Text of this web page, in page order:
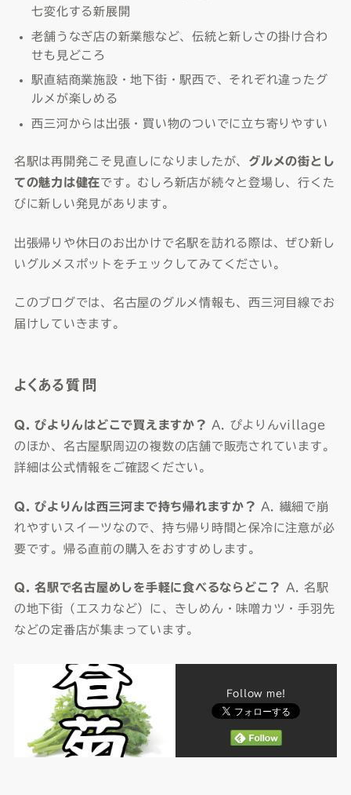
七変化する新展開
老舗うなぎ店の新業態など、伝統と新しさの掛け合わ
せも見どころ
駅直結商業施設・地下街・駅西で、それぞれ違ったグ
ルメが楽しめる
西三河からは出張・買い物のついでに立ち寄りやすい
名駅は再開発こそ見直しになりましたが、 グルメの街とし
ての魅力は健在です。むしろ新店が続々と登場し、行くた
びに新しい発見があります。
出張帰りや休日のお出かけで名駅を訪れる際は、ぜひ新し
いグルメスポットをチェックしてみてください。
このブログでは、名古屋のグルメ情報も、西三河目線でお
届けしていきます。
よくある質問
Q. ぴよりんはどこで買えますか？ A. ぴよりんvillage
のほか、名古屋駅周辺の複数の店舗で販売されています。
詳細は公式情報をご確認ください。
Q. ぴよりんは西三河まで持ち帰れますか？ A. 繊細で崩
れやすいスイーツなので、持ち帰り時間と保冷に注意が必
要です。帰る直前の購入をおすすめします。
Q. 名駅で名古屋めしを手軽に食べるならどこ？
A. 名駅
の地下街（エスカなど）に、きしめん・味噌カツ・手羽先
などの定番店が集まっています。
Follow me!